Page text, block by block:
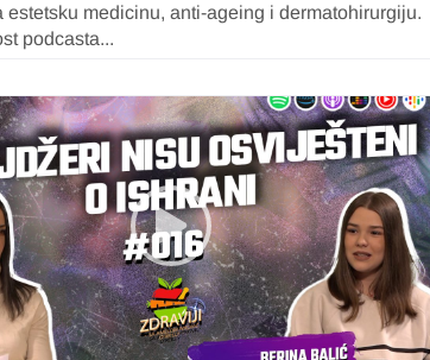
estetsku medicinu, anti-ageing i dermatohirurgiju.
podcasta...